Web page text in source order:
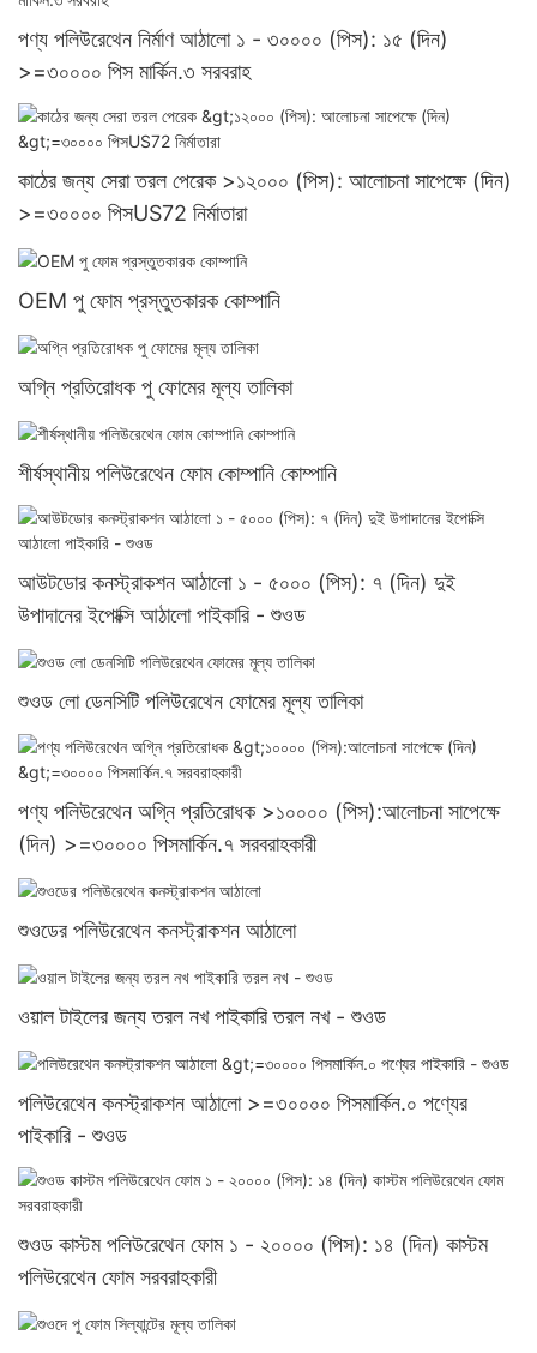
পণ্য পলিউরেথেন নির্মাণ আঠালো ১ - ৩০০০০ (পিস): ১৫ (দিন)
>=৩০০০০ পিস মার্কিন.৩ সরবরাহ
কাঠের জন্য সেরা তরল পেরেক >১২০০০ (পিস): আলোচনা সাপেক্ষে (দিন)
>=৩০০০০ পিসUS72 নির্মাতারা
OEM পু ফোম প্রস্তুতকারক কোম্পানি
অগ্নি প্রতিরোধক পু ফোমের মূল্য তালিকা
শীর্ষস্থানীয় পলিউরেথেন ফোম কোম্পানি কোম্পানি
আউটডোর কনস্ট্রাকশন আঠালো ১ - ৫০০০ (পিস): ৭ (দিন) দুই
উপাদানের ইপোক্সি আঠালো পাইকারি - শুওড
শুওড লো ডেনসিটি পলিউরেথেন ফোমের মূল্য তালিকা
পণ্য পলিউরেথেন অগ্নি প্রতিরোধক >১০০০০ (পিস):আলোচনা সাপেক্ষে
(দিন) >=৩০০০০ পিসমার্কিন.৭ সরবরাহকারী
শুওডের পলিউরেথেন কনস্ট্রাকশন আঠালো
ওয়াল টাইলের জন্য তরল নখ পাইকারি তরল নখ - শুওড
পলিউরেথেন কনস্ট্রাকশন আঠালো >=৩০০০০ পিসমার্কিন.০ পণ্যের
পাইকারি - শুওড
শুওড কাস্টম পলিউরেথেন ফোম ১ - ২০০০০ (পিস): ১৪ (দিন) কাস্টম
পলিউরেথেন ফোম সরবরাহকারী